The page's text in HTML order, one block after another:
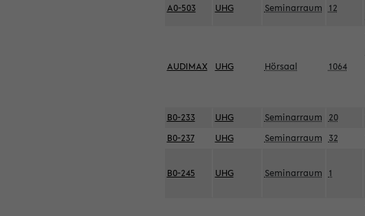
A0-503 UHG Seminarraum 12
AUDIMAX UHG Hörsaal 1064
B0-233 UHG Seminarraum 20
B0-237
UHG Seminarraum 32
B0-245 UHG Seminarraum 1